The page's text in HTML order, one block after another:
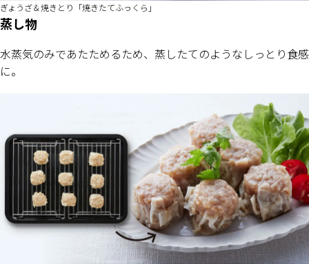
ぎょうざ＆焼きとり「焼きたてふっくら」
蒸し物
水蒸気のみであたためるため、蒸したてのようなしっとり食感
に。